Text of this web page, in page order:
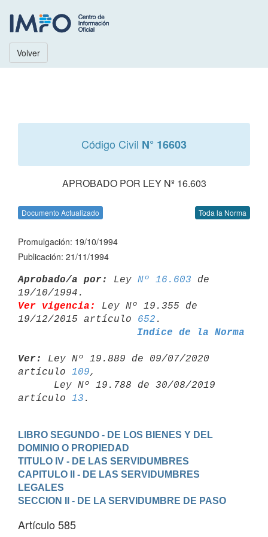
Volver
Código Civil N° 16603
APROBADO POR LEY Nº 16.603
Documento Actualizado Toda la Norma
Promulgación: 19/10/1994
Publicación: 21/11/1994
Aprobado/a por: Ley Nº 16.603 de
Ver vigencia:
Ley Nº 19.355 de
19/12/2015 artículo 652
Indice de la Norma
Ver:
Ley Nº 19.889 de 09/07/2020
artículo 109,
artículo 13
LIBRO SEGUNDO - DE LOS BIENES Y DEL
DOMINIO O PROPIEDAD
TITULO IV - DE LAS SERVIDUMBRES
CAPITULO II - DE LAS SERVIDUMBRES
LEGALES
SECCION II - DE LA SERVIDUMBRE DE PASO
Artículo 585